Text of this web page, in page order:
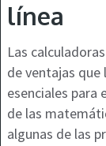
línea
Las
de ventajas
esenciales para
de las
algunas de las